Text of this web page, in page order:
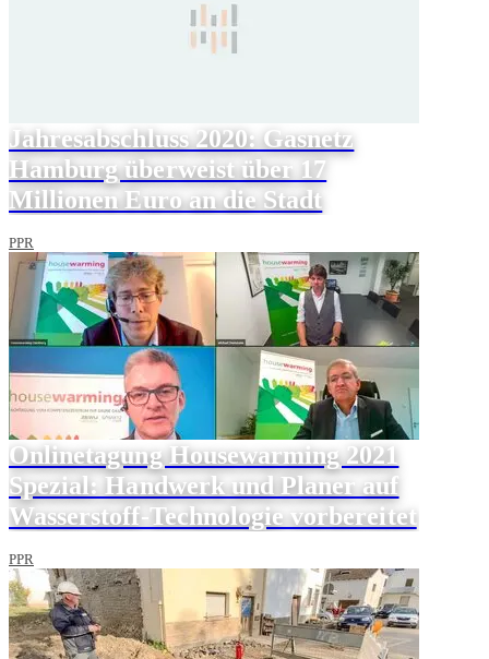
Jahresabschluss 2020: Gasnetz
Hamburg überweist über 17
Millionen Euro an die Stadt
PPR
Onlinetagung Housewarming 2021
Spezial: Handwerk und Planer auf
Wasserstoff-Technologie vorbereitet
PPR